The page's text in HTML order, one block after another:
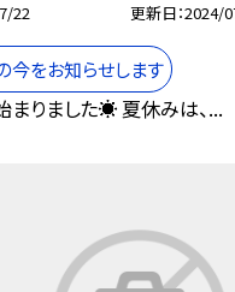
22 更新日 2024/
今をお知らせします
まりました☀️ 夏休みは、...